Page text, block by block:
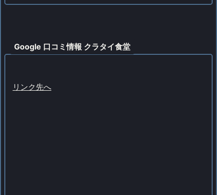
Google 口コミ情報 クラタイ食堂
リンク先へ